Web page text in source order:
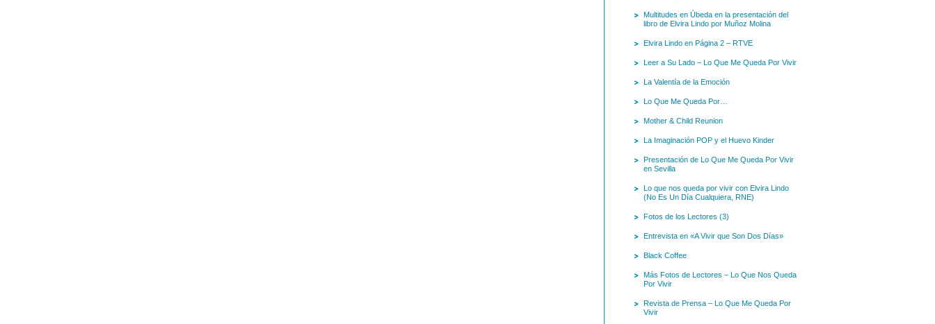
Multitudes en Úbeda en la presentación del
libro de Elvira Lindo por Muñoz Molina
Elvira Lindo en Página 2 – RTVE
Leer a Su Lado – Lo Que Me Queda Por Vivir
La Valentía de la Emoción
Lo Que Me Queda Por…
Mother & Child Reunion
La Imaginación POP y el Huevo Kinder
Presentación de Lo Que Me Queda Por Vivir
en Sevilla
Lo que nos queda por vivir con Elvira Lindo
(No Es Un Día Cualquiera, RNE)
Fotos de los Lectores (3)
Entrevista en «A Vivir que Son Dos Días»
Black Coffee
Más Fotos de Lectores – Lo Que Nos Queda
Por Vivir
Revista de Prensa – Lo Que Me Queda Por
Vivir